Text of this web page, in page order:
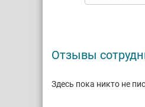
Отзывы
Здесь пока никто не